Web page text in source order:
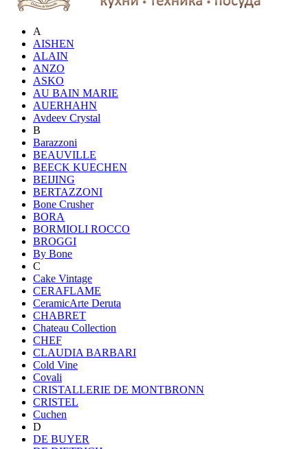
A
AISHEN
ALAIN
ANZO
ASKO
AU BAIN MARIE
AUERHAHN
Avdeev Crystal
B
Barazzoni
BEAUVILLE
BEECK KUECHEN
BEIJING
BERTAZZONI
Bone Crusher
BORA
BORMIOLI ROCCO
BROGGI
By Bone
C
Cake Vintage
CERAFLAME
CeramicArte Deruta
CHABRET
Chateau Collection
CHEF
CLAUDIA BARBARI
Cold Vine
Covali
CRISTALLERIE DE MONTBRONN
CRISTEL
Cuchen
D
DE BUYER